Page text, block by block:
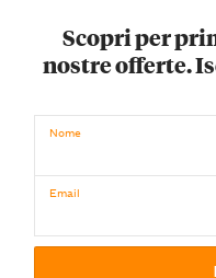
Scopri per
nostre offerte.
Nome
Email